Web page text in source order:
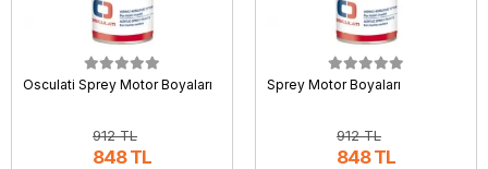
Osculati Sprey Motor Boyaları
912 TL
848 TL
Sprey Motor Boyaları
912 TL
848 TL